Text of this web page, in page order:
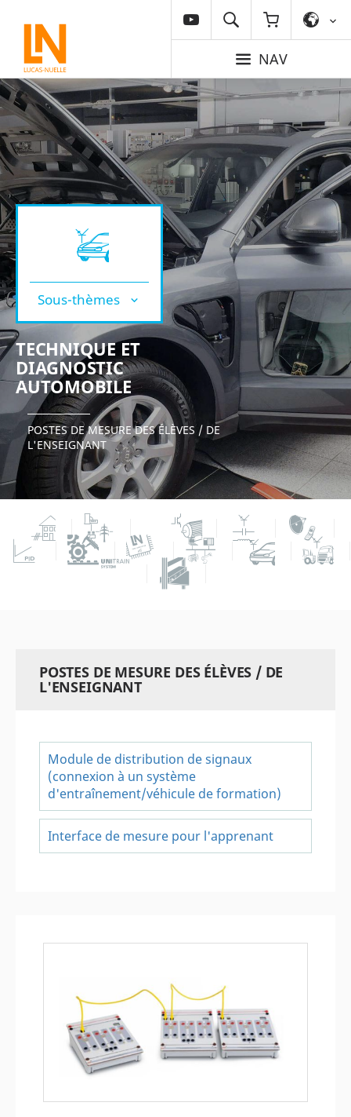
NAV
Sous-thèmes
TECHNIQUE ET
DIAGNOSTIC
AUTOMOBILE
POSTES DE MESURE DES ÉLÈVES / DE
L'ENSEIGNANT
POSTES DE MESURE DES ÉLÈVES / DE
L'ENSEIGNANT
Module de distribution de signaux
(connexion à un système
d'entraînement/véhicule de formation)
Interface de mesure pour l'apprenant